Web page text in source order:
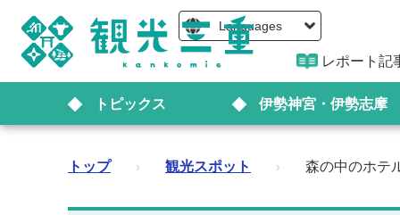
Languages
レポート記
トピックス 伊勢神宮・伊勢志摩
トップ › 観光スポット › 森の中のホテ